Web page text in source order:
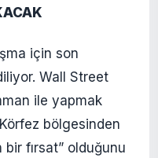
için son
Wall Street
ile yapmak
bölgesinden
fırsat” olduğunu